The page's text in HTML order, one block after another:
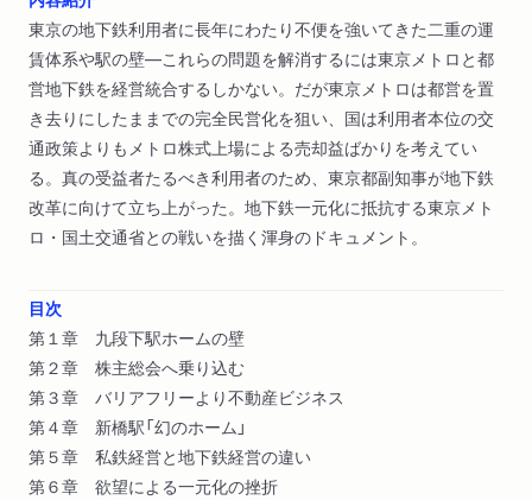
東京の地下鉄利用者に長年にわたり不便を強いてきた二重の運
賃体系や駅の壁―これらの問題を解消するには東京メトロと都
営地下鉄を経営統合するしかない。だが東京メトロは都営を置
き去りにしたままでの完全民営化を狙い、国は利用者本位の交
通政策よりもメトロ株式上場による売却益ばかりを考えてい
る。真の受益者たるべき利用者のため、東京都副知事が地下鉄
改革に向けて立ち上がった。地下鉄一元化に抵抗する東京メト
ロ・国土交通省との戦いを描く渾身のドキュメント。
目次
第１章 九段下駅ホームの壁
第２章 株主総会へ乗り込む
第３章 バリアフリーより不動産ビジネス
第４章 新橋駅「幻のホーム」
第５章 私鉄経営と地下鉄経営の違い
第６章 欲望による一元化の挫折